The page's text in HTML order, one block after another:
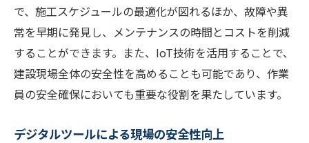
で、施工スケジュールの最適化が図れるほか、故障や異
常を早期に発見し、メンテナンスの時間とコストを削減
することができます。また、IoT技術を活用することで、
建設現場全体の安全性を高めることも可能であり、作業
員の安全確保においても重要な役割を果たしています。
デジタルツールによる現場の安全性向上